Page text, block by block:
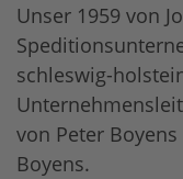
Unser 1959 von
schleswig-
von Peter
Boyens.